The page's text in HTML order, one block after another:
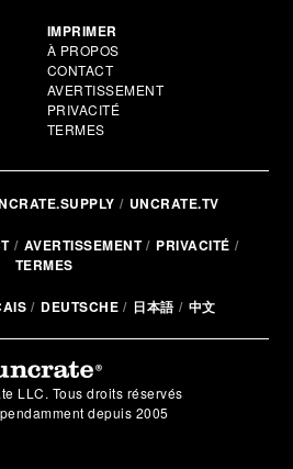
IMPRIMER
À PROPOS
CONTACT
AVERTISSEMENT
PRIVACITÉ
TERMES
UNCRATE.TV
AVERTISSEMENT
PRIVACITÉ
TERMES
DEUTSCHE 日本語 中文
LLC. Tous droits réservés
depuis 2005